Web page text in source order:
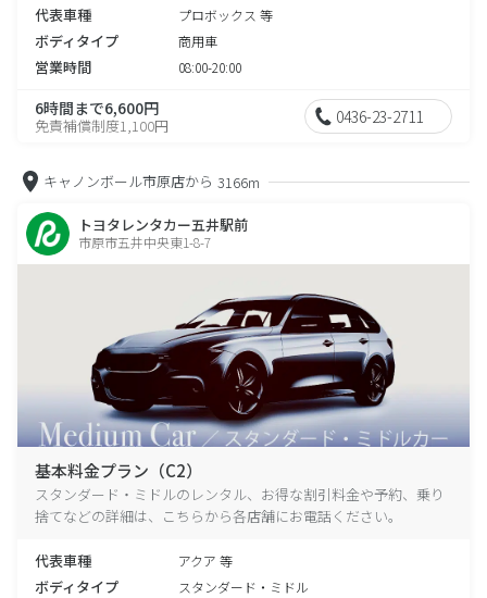
代表車種 プロボックス 等
ボディタイプ 商用車
営業時間 08:00-20:00
6時間まで6,600円
免責補償制度1,100円 0436-23-2711
キャノンボール市原店から 3166m
トヨタレンタカー五井駅前
市原市五井中央東1-8-7
基本料金プラン（C2）
スタンダード・ミドルのレンタル、お得な割引料金や予約、乗り
捨てなどの詳細は、こちらから各店舗にお電話ください。
代表車種 アクア 等
ボディタイプ スタンダード・ミドル